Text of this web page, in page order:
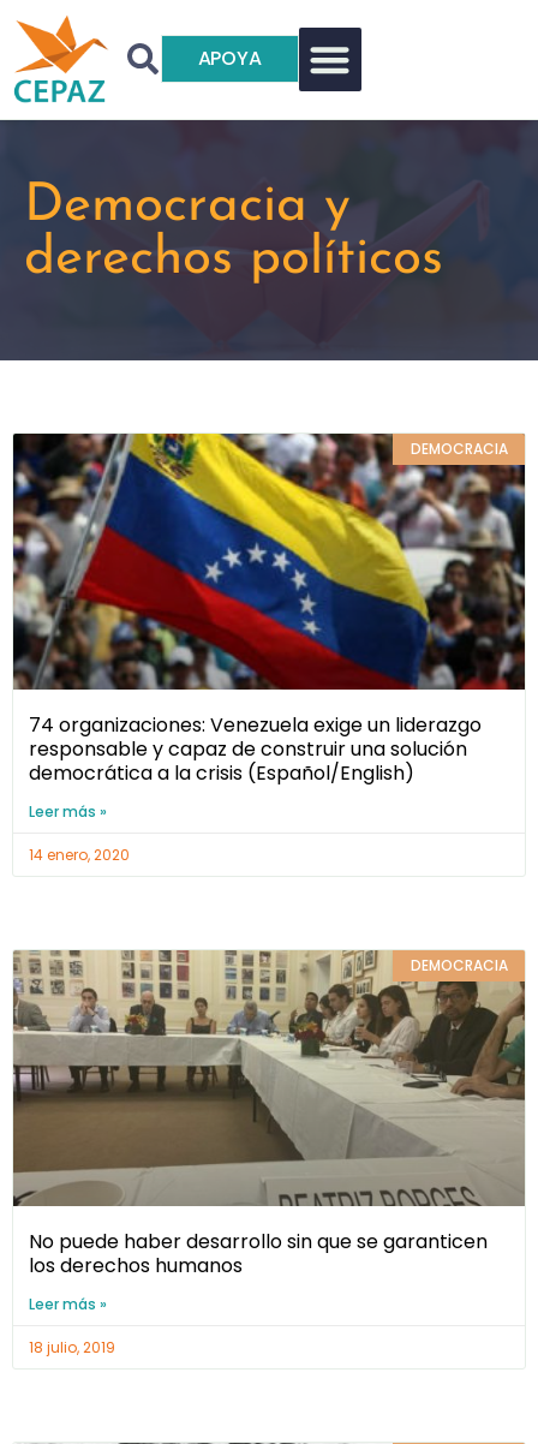
APOYA
Democracia y
derechos políticos
DEMOCRACIA
74 organizaciones: Venezuela exige un liderazgo
responsable y capaz de construir una solución
democrática a la crisis (Español/English)
Leer más »
14 enero, 2020
DEMOCRACIA
No puede haber desarrollo sin que se garanticen
los derechos humanos
Leer más »
18 julio, 2019